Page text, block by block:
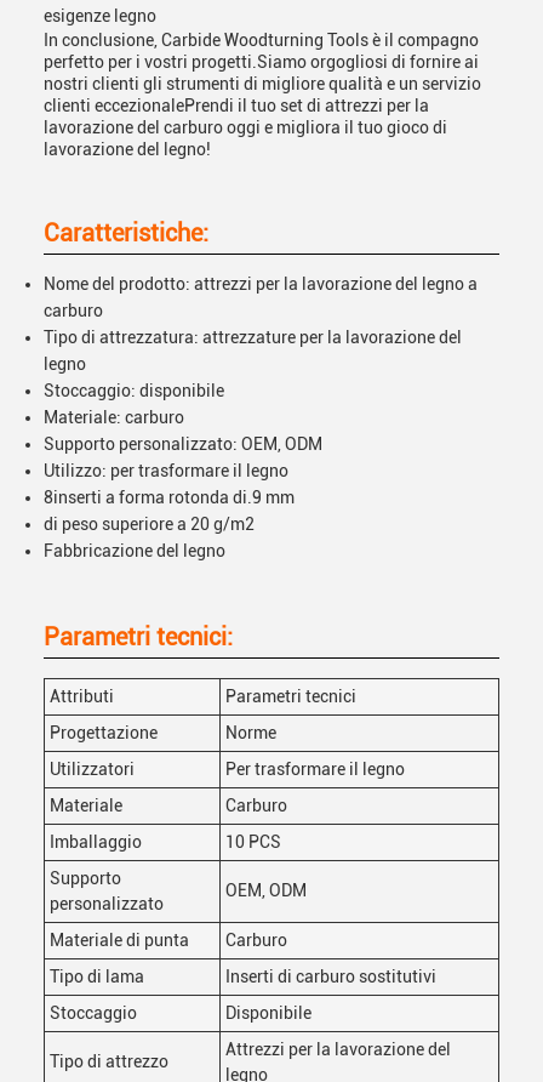
esigenze legno
In conclusione, Carbide Woodturning Tools è il compagno
perfetto per i vostri progetti.Siamo orgogliosi di fornire ai
nostri clienti gli strumenti di migliore qualità e un servizio
clienti eccezionalePrendi il tuo set di attrezzi per la
lavorazione del carburo oggi e migliora il tuo gioco di
lavorazione del legno!
Caratteristiche:
Nome del prodotto: attrezzi per la lavorazione del legno a
carburo
Tipo di attrezzatura: attrezzature per la lavorazione del
legno
Stoccaggio: disponibile
Materiale: carburo
Supporto personalizzato: OEM, ODM
Utilizzo: per trasformare il legno
8inserti a forma rotonda di.9 mm
di peso superiore a 20 g/m2
Fabbricazione del legno
Parametri tecnici:
Attributi
Parametri tecnici
Progettazione
Norme
Utilizzatori
Per trasformare il legno
Materiale
Carburo
Imballaggio
10 PCS
Supporto
personalizzato
OEM, ODM
Materiale di punta
Carburo
Tipo di lama
Inserti di carburo sostitutivi
Stoccaggio
Disponibile
Tipo di attrezzo
Attrezzi per la lavorazione del
legno